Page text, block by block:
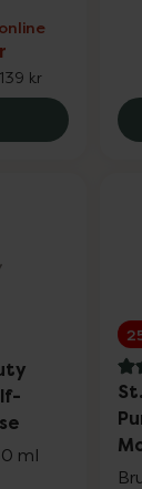
139 kr
Ida Warg
ml